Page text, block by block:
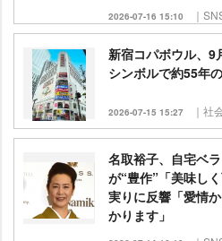
2026-07-16 15:10 ｜
新宿コパボウル、
シンボルで約55年
2026-07-15 15:27 ｜社
名取裕子、自宅ベ
が“豊作”「美味し
実りに反響「愛情
かります」